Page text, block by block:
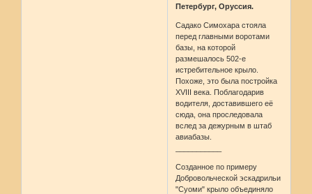
Петербург, Оруссия.
Садако Симохара стояла
перед главными воротами
базы, на которой
размешалось 502-е
истребительное крыло.
Похоже, это была постройка
XVIII века. Поблагодарив
водителя, доставившего её
сюда, она проследовала
вслед за дежурным в штаб
авиабазы.
Созданное по примеру
Добровольческой эскадрильи
"Суоми" крыло объединяло